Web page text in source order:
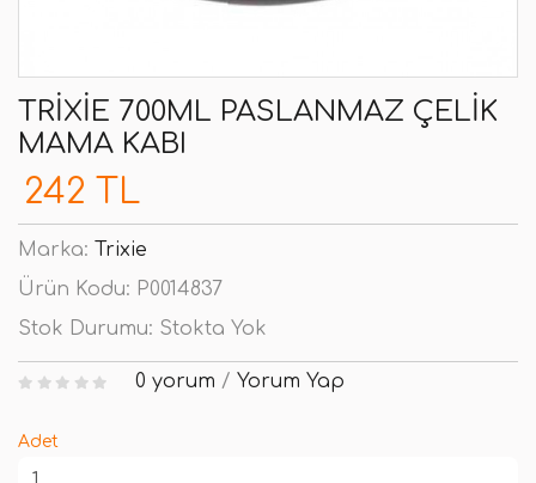
TRIXIE 700ML PASLANMAZ ÇELIK
MAMA KABI
242 TL
Marka: Trixie
Ürün Kodu: P0014837
Stok Durumu: Stokta Yok
0 yorum / Yorum Yap
Adet